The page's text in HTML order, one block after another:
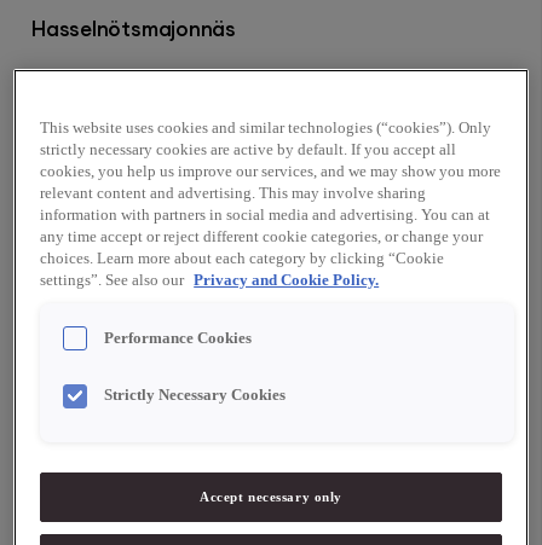
Hasselnötsmajonnäs
2 äggulor
1 msk dijonsenap, Werners
2 msk champagnevinäger
2 tsk hasselnötsolja
Salt och peppar
Rotselleri
100 g hasselnötsmajonnäs
50 g parmesan
This website uses cookies and similar technologies (“cookies”). Only
strictly necessary cookies are active by default. If you accept all
cookies, you help us improve our services, and we may show you more
relevant content and advertising. This may involve sharing
information with partners in social media and advertising. You can at
any time accept or reject different cookie categories, or change your
choices. Learn more about each category by clicking “Cookie
settings”. See also our Privacy and Cookie Policy.
Performance Cookies
Strictly Necessary Cookies
Accept necessary only